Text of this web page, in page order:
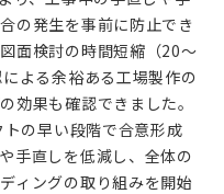
の発生を事前に防止でき
面検討の時間短縮（20〜
よる余裕ある工場製作の
効果も確認できました。
の早い段階で合意形成
手直しを低減し、全体の
ィングの取り組みを開始